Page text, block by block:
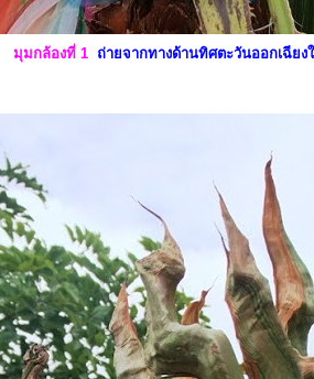
มุมกล้องที่ 1 ถ่ายจากทางด้านทิศตะวันออกเฉียง